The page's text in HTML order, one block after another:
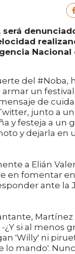
será
Nacional
del #Noba,
armar un
de
junto a un
y festeja a un
y dejarla en
a Elián
en fomentar
ante la
Martínez
¿Y si al menos
'Willy' ni
lo mando'.